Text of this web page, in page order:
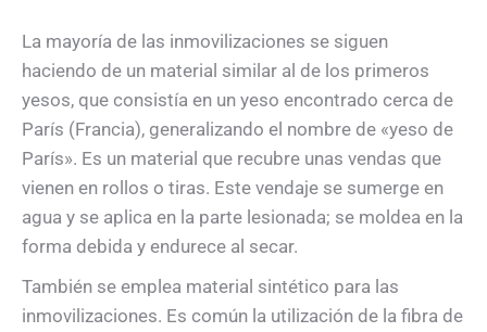
La mayoría de las inmovilizaciones se siguen
haciendo de un material similar al de los primeros
yesos, que consistía en un yeso encontrado cerca de
París (Francia), generalizando el nombre de «yeso de
París». Es un material que recubre unas vendas que
vienen en rollos o tiras. Este vendaje se sumerge en
agua y se aplica en la parte lesionada; se moldea en la
forma debida y endurece al secar.
También se emplea material sintético para las
inmovilizaciones. Es común la utilización de la fibra de